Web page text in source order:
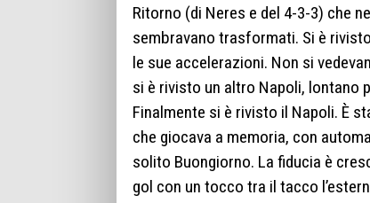
Ritorno (di Neres e del 4-3-3) che
sembravano trasformati. Si è
le sue accelerazioni. Non si
si è rivisto un altro Napoli, lontano
Finalmente si è rivisto il Napoli. È
che giocava a memoria, con
solito Buongiorno. La fiducia è
gol con un tocco tra il tacco